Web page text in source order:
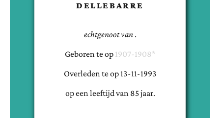
DELLEBARRE
echtgenoot van .
Geboren teop 1907-1908*
Overleden teop 13-11-1993
op een leeftijd van 85jaar.